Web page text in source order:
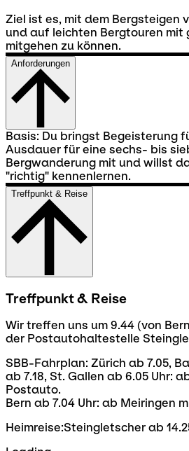
Ziel ist es, mit dem Bergsteigen
und auf leichten Bergtouren mit
mitgehen zu können.
Anforderungen
Basis: Du bringst Begeisterung
Ausdauer für eine sechs- bis
Bergwanderung mit und willst
"richtig" kennenlernen.
Treffpunkt & Reise
Treffpunkt & Reise
Wir treffen uns um 9.44 (von
der Postautohaltestelle
SBB-Fahrplan: Zürich ab 7.05,
ab 7.18, St. Gallen ab 6.05 Uhr:
Postauto.
Bern ab 7.04 Uhr: ab Meiringen
Heimreise:Steingletscher ab